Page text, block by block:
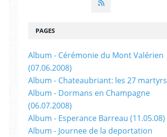
PAGES
Album - Cérémonie du Mont Valérien
(07.06.2008)
Album - Chateaubriant: les 27 martyrs
Album - Dormans en Champagne
(06.07.2008)
Album - Esperance Barreau (11.05.08)
Album - Journee de la deportation